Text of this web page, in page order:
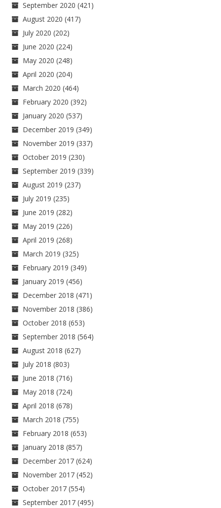
September 2020 (421)
August 2020 (417)
July 2020 (202)
June 2020 (224)
May 2020 (248)
April 2020 (204)
March 2020 (464)
February 2020 (392)
January 2020 (537)
December 2019 (349)
November 2019 (337)
October 2019 (230)
September 2019 (339)
August 2019 (237)
July 2019 (235)
June 2019 (282)
May 2019 (226)
April 2019 (268)
March 2019 (325)
February 2019 (349)
January 2019 (456)
December 2018 (471)
November 2018 (386)
October 2018 (653)
September 2018 (564)
August 2018 (627)
July 2018 (803)
June 2018 (716)
May 2018 (724)
April 2018 (678)
March 2018 (755)
February 2018 (653)
January 2018 (857)
December 2017 (624)
November 2017 (452)
October 2017 (554)
September 2017 (495)